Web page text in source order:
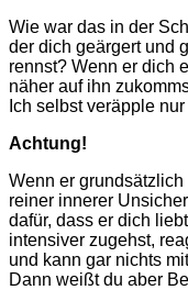
Wie war das in der
der dich geärgert und
rennst? Wenn er dich
näher auf ihn
Ich selbst veräpple
Achtung!
Wenn er
reiner innerer
dafür, dass er dich
intensiver zugehst,
und kann gar nichts
Dann weißt du aber